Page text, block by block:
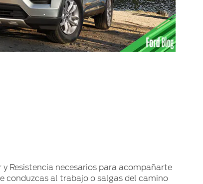
Resistencia necesarios para acompañarte
conduzcas al trabajo o salgas del camino